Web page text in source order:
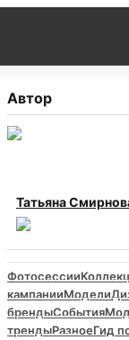
Автор
Татьяна
Фотосессии
кампанииМодели
брендыСобытия
трендыРазноеГид